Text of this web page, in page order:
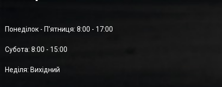
Понеділок - П'ятниця: 8:00 - 17:00
Суботa: 8:00 - 15:00
Неділя: Вихідний